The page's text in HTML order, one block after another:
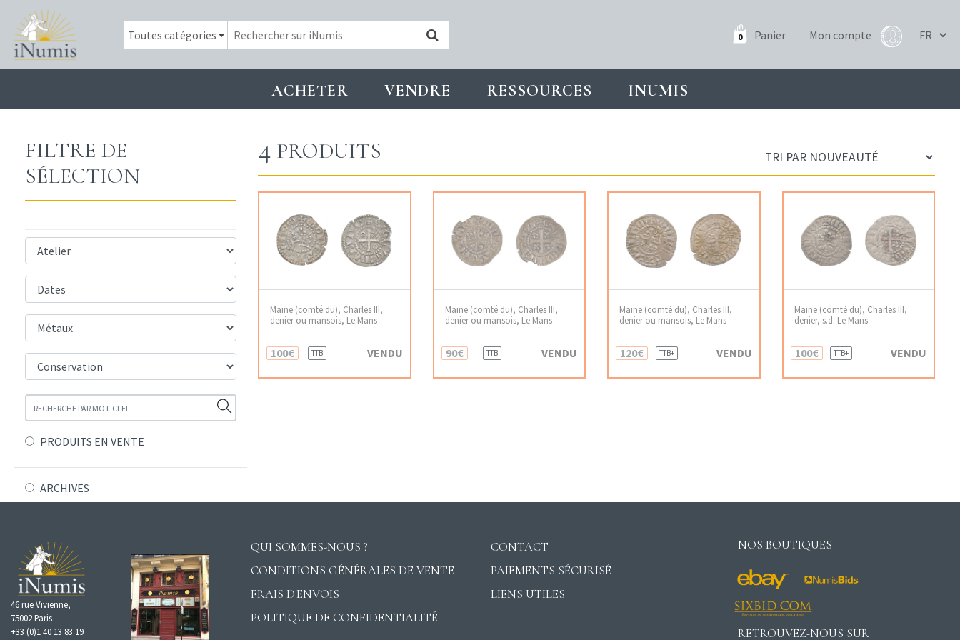
0 Panier Mon compte
ACHETER VENDRE RESSOURCES INUMIS
FILTRE DE
SÉLECTION
PRODUITS EN VENTE
ARCHIVES
4 PRODUITS
Maine (comté du), Charles III,
denier ou mansois, Le Mans
100€ TTB VENDU
Maine (comté du), Charles III,
denier ou mansois, Le Mans
90€ TTB VENDU
Maine (comté du), Charles III,
denier ou mansois, Le Mans
120€ TTB+ VENDU
Maine (comté du), Charles III,
denier, s.d. Le Mans
100€ TTB+ VENDU
46 rue Vivienne,
75002 Paris
+33 (0)1 40 13 83 19
QUI SOMMES-NOUS ?
CONDITIONS GÉNÉRALES DE VENTE
FRAIS D'ENVOIS
POLITIQUE DE CONFIDENTIALITÉ
CONTACT
PAIEMENTS SÉCURISÉ
LIENS UTILES
NOS BOUTIQUES
RETROUVEZ-NOUS SUR